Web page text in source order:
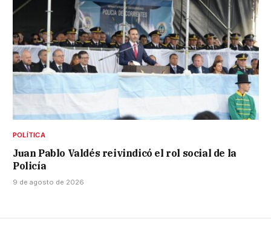
POLÍTICA
Juan Pablo Valdés reivindicó el rol social de la
Policía
9 de agosto de 2026